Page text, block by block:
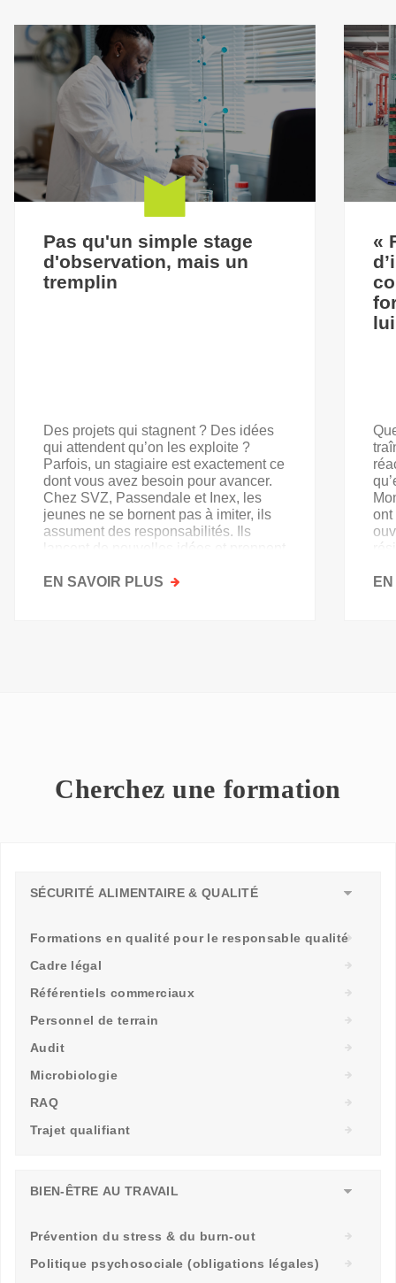
Pas qu'un simple stage
d'observation, mais un
tremplin
Des projets qui stagnent ? Des idées
qui attendent qu’on les exploite ?
Parfois, un stagiaire est exactement ce
dont vous avez besoin pour avancer.
Chez SVZ, Passendale et Inex, les
jeunes ne se bornent pas à imiter, ils
assument des responsabilités. Ils
lancent de nouvelles idées et prennent
EN SAVOIR PLUS SUR
«
ont
Cherchez une formation
SÉCURITÉ ALIMENTAIRE & QUALITÉ
Formations en qualité pour le responsable qualité
Cadre légal
Référentiels commerciaux
Personnel de terrain
Audit
Microbiologie
RAQ
Trajet qualifiant
BIEN-ÊTRE AU TRAVAIL
Prévention du stress & du burn-out
Politique psychosociale (obligations légales)